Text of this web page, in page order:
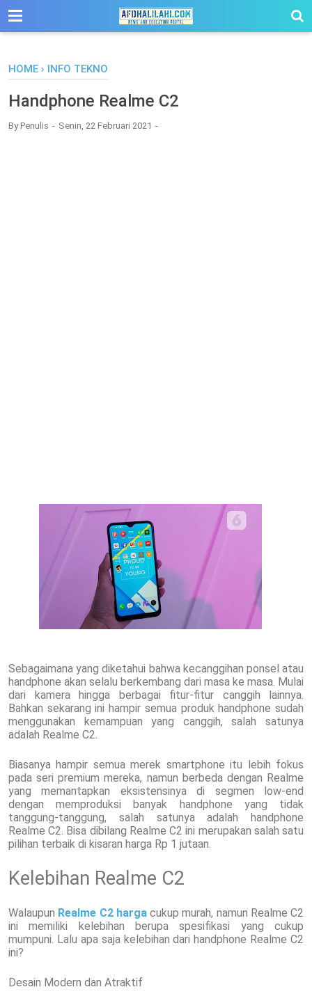
-->
HOME › INFO TEKNO
Handphone Realme C2
ByPenulis Senin, 22 Februari 2021
Sebagaimana yang diketahui bahwa kecanggihan ponsel atau
handphone akan selalu berkembang dari masa ke masa. Mulai
dari kamera hingga berbagai fitur-fitur canggih lainnya.
Bahkan sekarang ini hampir semua produk handphone sudah
menggunakan kemampuan yang canggih, salah satunya
adalah Realme C2.
Biasanya hampir semua merek smartphone itu lebih fokus
pada seri premium mereka, namun berbeda dengan Realme
yang memantapkan eksistensinya di segmen low-end
dengan memproduksi banyak handphone yang tidak
tanggung-tanggung, salah satunya adalah handphone
Realme C2. Bisa dibilang Realme C2 ini merupakan salah satu
pilihan terbaik di kisaran harga Rp 1 jutaan.
Kelebihan Realme C2
Walaupun Realme C2 hargacukup murah, namun Realme C2
ini memiliki kelebihan berupa spesifikasi yang cukup
mumpuni. Lalu apa saja kelebihan dari handphone Realme C2
ini?
Desain Modern dan Atraktif